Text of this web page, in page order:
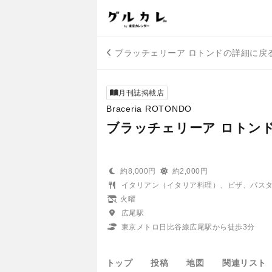
ブラッチェリーア ロトンドの詳細に戻
月刊誌掲載店
Braceria ROTONDO
ブラッチェリーア ロトン
約8,000円
約2,000円
イタリアン（イタリア料理）、ピザ、パスタ
火曜
広尾駅
東京メトロ日比谷線広尾駅から徒歩3分
トップ 投稿 地図 関連リスト